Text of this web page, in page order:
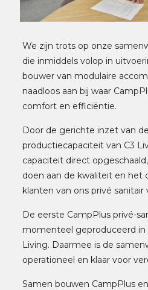
We zijn trots op onze
die inmiddels volop in
bouwer van modulaire
naadloos aan bij waar
comfort en efficiëntie.
Door de gerichte inzet van
productiecapaciteit van C3
capaciteit direct
doen aan de kwaliteit en het
klanten van ons privé sanitair
De eerste CampPlus privé-
momenteel geproduceerd in
Living. Daarmee is de
operationeel en klaar voor
Samen bouwen CampPlus